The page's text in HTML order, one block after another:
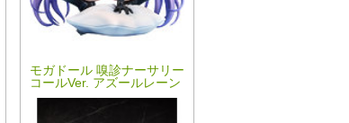
モガドール 嗅診ナーサリー
コールVer. アズールレーン